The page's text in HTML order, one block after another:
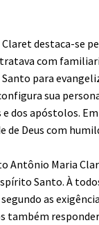
destaca-se
tratava com
para
sua
dos apóstolos.
de Deus com
Antônio Maria
Santo. À
as
também